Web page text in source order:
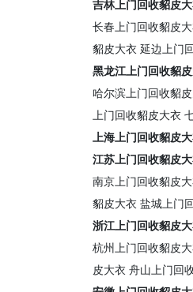
吉林上门回收貂皮
长春上门回收貂皮
貂皮大衣 延边上门
黑龙江上门回收貂
哈尔滨上门回收貂
上门回收貂皮大衣
上海上门回收貂皮
江苏上门回收貂皮
南京上门回收貂皮
貂皮大衣 盐城上门
浙江上门回收貂皮
杭州上门回收貂皮
皮大衣 舟山上门回